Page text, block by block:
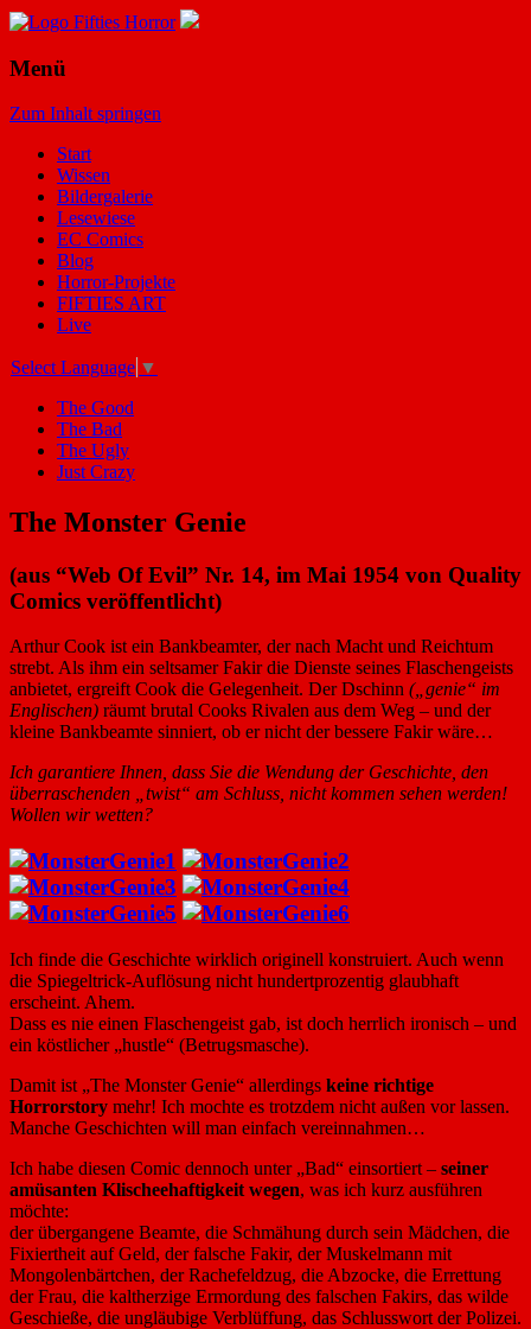
Menü
Zum Inhalt springen
Start
Wissen
Bildergalerie
Lesewiese
EC Comics
Blog
Horror-Projekte
FIFTIES ART
Live
Select Language ▼
The Good
The Bad
The Ugly
Just Crazy
The Monster Genie
(aus “Web Of Evil” Nr. 14, im Mai 1954 von Quality
Comics veröffentlicht)
Arthur Cook ist ein Bankbeamter, der nach Macht und Reichtum
strebt. Als ihm ein seltsamer Fakir die Dienste seines Flaschengeists
anbietet, ergreift Cook die Gelegenheit. Der Dschinn („genie“ im
Englischen) räumt brutal Cooks Rivalen aus dem Weg – und der
kleine Bankbeamte sinniert, ob er nicht der bessere Fakir wäre…
Ich garantiere Ihnen, dass Sie die Wendung der Geschichte, den
überraschenden „twist“ am Schluss, nicht kommen sehen werden!
Wollen wir wetten?
Ich finde die Geschichte wirklich originell konstruiert. Auch wenn
die Spiegeltrick-Auflösung nicht hundertprozentig glaubhaft
erscheint. Ahem.
Dass es nie einen Flaschengeist gab, ist doch herrlich ironisch – und
ein köstlicher „hustle“ (Betrugsmasche).
Damit ist „The Monster Genie“ allerdings keine richtige
Horrorstory mehr! Ich mochte es trotzdem nicht außen vor lassen.
Manche Geschichten will man einfach vereinnahmen…
Ich habe diesen Comic dennoch unter „Bad“ einsortiert – seiner
amüsanten Klischeehaftigkeit wegen, was ich kurz ausführen
möchte:
der übergangene Beamte, die Schmähung durch sein Mädchen, die
Fixiertheit auf Geld, der falsche Fakir, der Muskelmann mit
Mongolenbärtchen, der Rachefeldzug, die Abzocke, die Errettung
der Frau, die kaltherzige Ermordung des falschen Fakirs, das wilde
Geschieße, die ungläubige Verblüffung, das Schlusswort der Polizei.